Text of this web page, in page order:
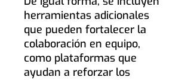
herramientas adicionales
que pueden fortalecer la
colaboración en equipo,
como plataformas que
ayudan a reforzar los